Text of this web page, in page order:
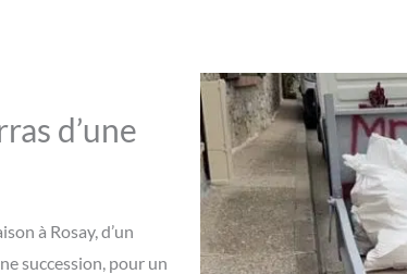
d’une
à Rosay, d’un
succession, pour un